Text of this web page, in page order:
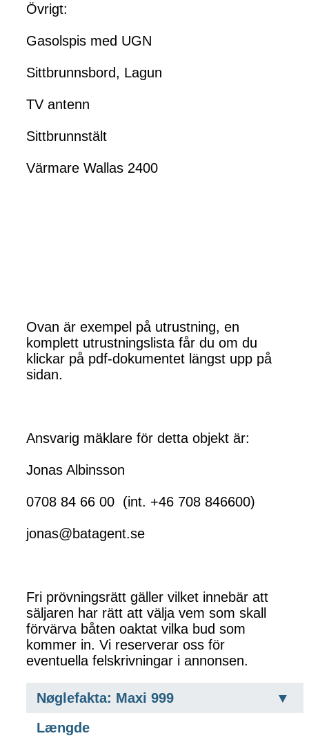
Övrigt:
Gasolspis med UGN
Sittbrunnsbord, Lagun
TV antenn
Sittbrunnstält
Värmare Wallas 2400
Ovan är exempel på utrustning, en
komplett utrustningslista får du om du
klickar på pdf-dokumentet längst upp på
sidan.
Ansvarig mäklare för detta objekt är:
Jonas Albinsson
0708 84 66 00 (int. +46 708 846600)
jonas@batagent.se
Fri prövningsrätt gäller vilket innebär att
säljaren har rätt att välja vem som skall
förvärva båten oaktat vilka bud som
kommer in. Vi reserverar oss för
eventuella felskrivningar i annonsen.
Nøglefakta: Maxi 999
Længde